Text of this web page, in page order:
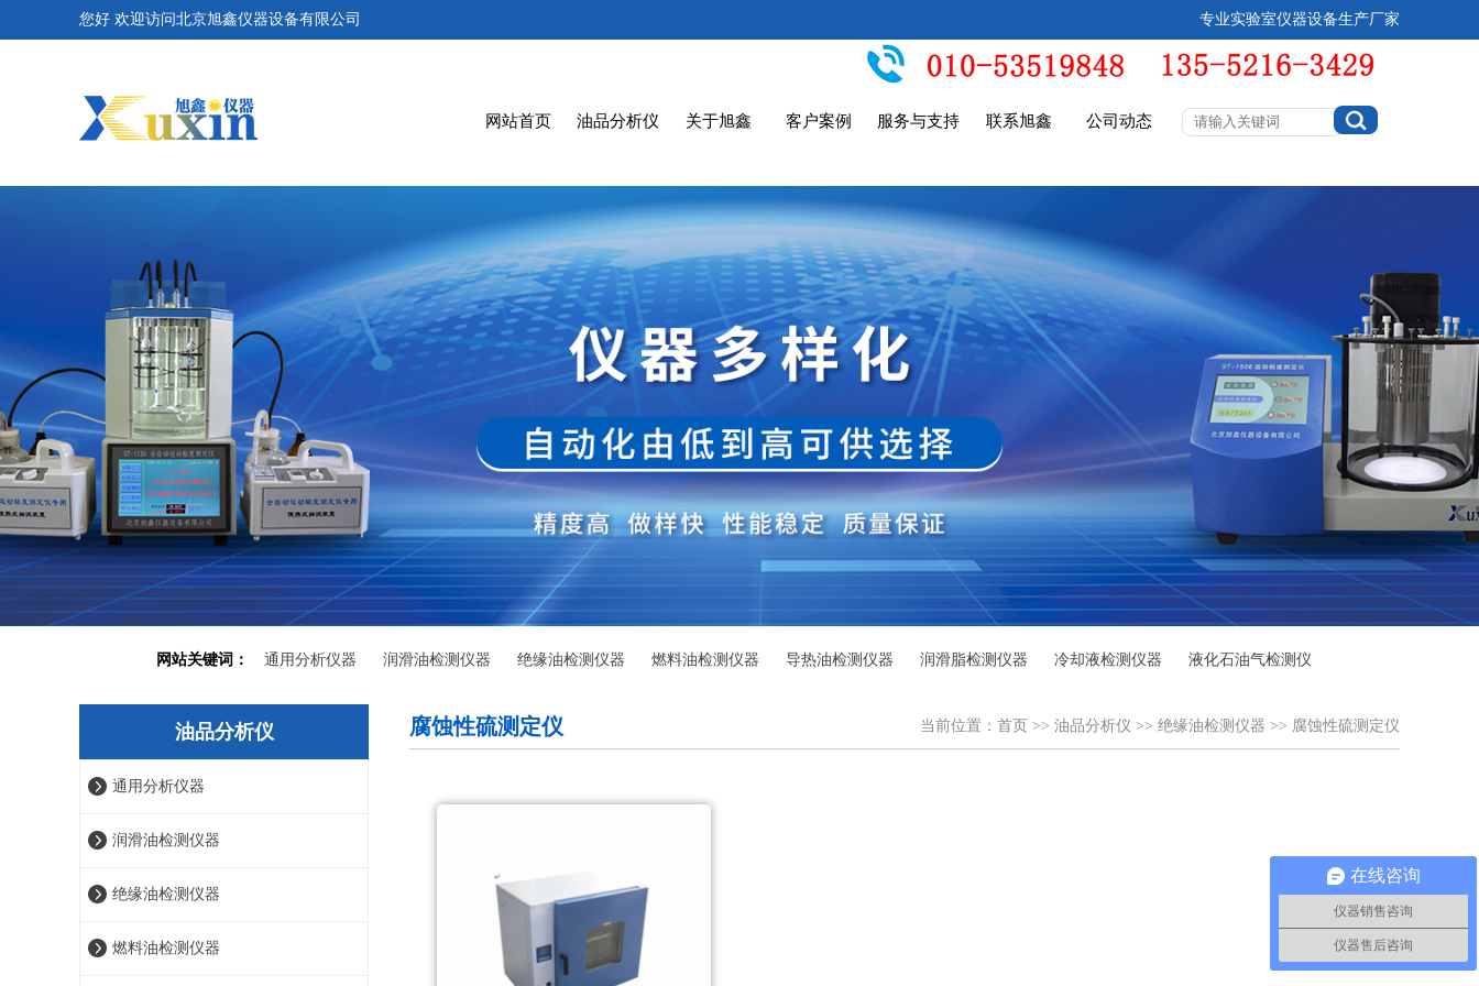
您好 欢迎访问北京旭鑫仪器设备有限公司 专业实验室仪器设备生产厂家
网站首页 油品分析仪 关于旭鑫 客户案例 服务与支持 联系旭鑫 公司动态
网站关键词： 通用分析仪器 润滑油检测仪器 绝缘油检测仪器 燃料油检测仪器 导热油检测仪器 润滑脂检测仪器 冷却液检测仪器 液化石油气检测仪
油品分析仪
通用分析仪器
润滑油检测仪器
绝缘油检测仪器
燃料油检测仪器
腐蚀性硫测定仪 当前位置： 首页 >> 油品分析仪 >> 绝缘油检测仪器 >> 腐蚀性硫测定仪
在线咨询
仪器销售咨询
仪器售后咨询